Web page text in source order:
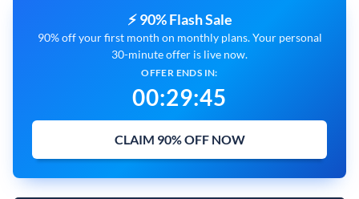
⚡ 90% Flash Sale
90% off your first month on monthly plans. Your personal
30-minute offer is live now.
OFFER ENDS IN:
00:29:43
CLAIM 90% OFF NOW